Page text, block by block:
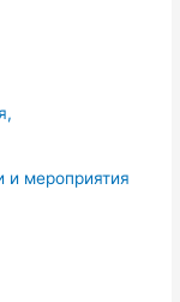
и мероприятия